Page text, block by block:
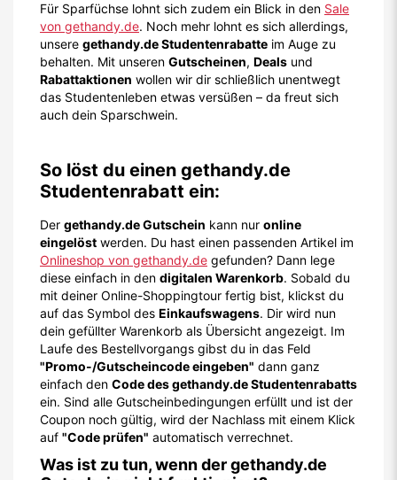
Für Sparfüchse lohnt sich zudem ein Blick in den Sale
von gethandy.de. Noch mehr lohnt es sich allerdings,
unsere gethandy.de Studentenrabatte im Auge zu
behalten. Mit unseren Gutscheinen, Deals und
Rabattaktionen wollen wir dir schließlich unentwegt
das Studentenleben etwas versüßen – da freut sich
auch dein Sparschwein.
So löst du einen gethandy.de
Studentenrabatt ein:
Der gethandy.de Gutschein kann nur online
eingelöst werden. Du hast einen passenden Artikel im
Onlineshop von gethandy.de gefunden? Dann lege
diese einfach in den digitalen Warenkorb. Sobald du
mit deiner Online-Shoppingtour fertig bist, klickst du
auf das Symbol des Einkaufswagens. Dir wird nun
dein gefüllter Warenkorb als Übersicht angezeigt. Im
Laufe des Bestellvorgangs gibst du in das Feld
"Promo-/Gutscheincode eingeben" dann ganz
einfach den Code des gethandy.de Studentenrabatts
ein. Sind alle Gutscheinbedingungen erfüllt und ist der
Coupon noch gültig, wird der Nachlass mit einem Klick
auf "Code prüfen" automatisch verrechnet.
Was ist zu tun, wenn der gethandy.de